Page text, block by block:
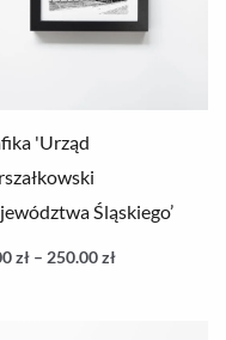
'Urząd
Śląskiego’
zł – 250.00zł